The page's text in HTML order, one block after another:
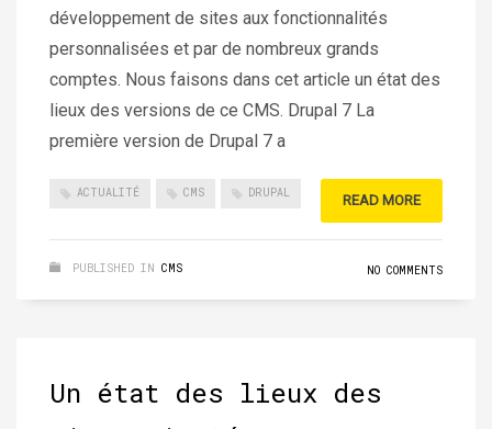
développement de sites aux fonctionnalités
personnalisées et par de nombreux grands
comptes. Nous faisons dans cet article un état des
lieux des versions de ce CMS. Drupal 7 La
première version de Drupal 7 a
ACTUALITÉ CMS DRUPAL READ MORE
PUBLISHED IN CMS NO COMMENTS
Un état des lieux des